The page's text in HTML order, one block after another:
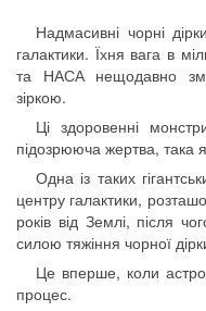
Надмасивні чорні
галактики. Їхня вага в
та НАСА нещодавно
зіркою.
Ці здоровенні
підозрююча жертва, така
Одна із таких
центру галактики,
років від Землі, після
силою тяжіння чорної
Це вперше, коли
процес.